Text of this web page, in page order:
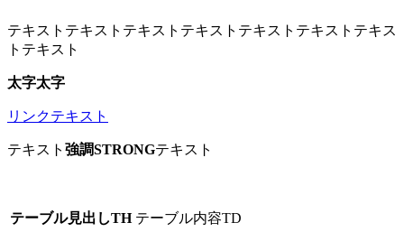
テキストテキストテキストテキストテキストテキストテキス
トテキスト
太字太字
リンクテキスト
テキスト 強調STRONGテキスト
テーブル見出しTH テーブル内容TD